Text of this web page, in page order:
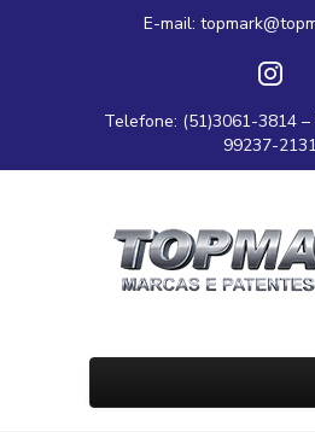
E-mail:
Telefone: (51)3061-3814
99237-2131